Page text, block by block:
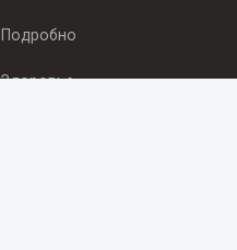
Подробно
Здоровье